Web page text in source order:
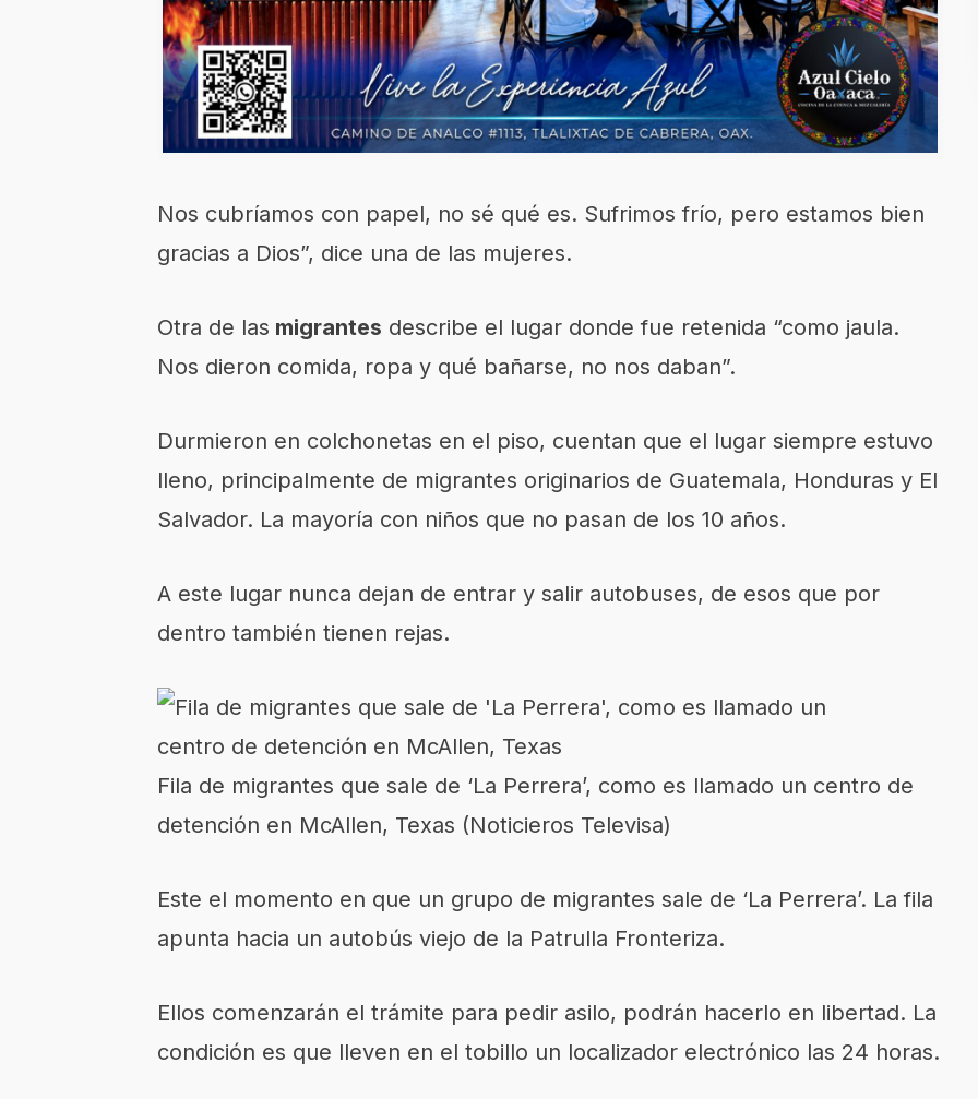
Nos cubríamos con papel, no sé qué es. Sufrimos frío, pero estamos bien
gracias a Dios”, dice una de las mujeres.
Otra de las migrantes describe el lugar donde fue retenida “como jaula.
Nos dieron comida, ropa y qué bañarse, no nos daban”.
Durmieron en colchonetas en el piso, cuentan que el lugar siempre estuvo
lleno, principalmente de migrantes originarios de Guatemala, Honduras y El
Salvador. La mayoría con niños que no pasan de los 10 años.
A este lugar nunca dejan de entrar y salir autobuses, de esos que por
dentro también tienen rejas.
Fila de migrantes que sale de ‘La Perrera’, como es llamado un centro de
detención en McAllen, Texas (Noticieros Televisa)
Este el momento en que un grupo de migrantes sale de ‘La Perrera’. La fila
apunta hacia un autobús viejo de la Patrulla Fronteriza.
Ellos comenzarán el trámite para pedir asilo, podrán hacerlo en libertad. La
condición es que lleven en el tobillo un localizador electrónico las 24 horas.